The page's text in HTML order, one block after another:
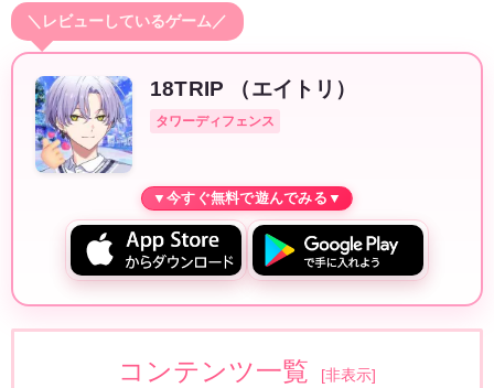
＼レビューしているゲーム／
18TRIP （エイトリ）
タワーディフェンス
コンテンツ一覧 [非表示]